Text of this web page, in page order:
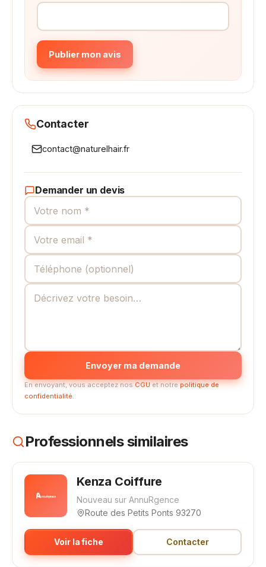
Publier mon avis
Contacter
contact@naturelhair.fr
Demander un devis
Envoyer ma demande
En envoyant, vous acceptez nosCGUet notrepolitique de
confidentialité.
Professionnels similaires
Kenza Coiffure
Nouveau sur AnnuRgence
Route des Petits Ponts 93270
Voir la fiche Contacter